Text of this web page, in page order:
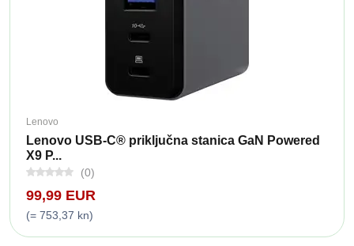
Lenovo
Lenovo USB-C® priključna stanica GaN Powered
X9 P...
(0)
99,99 EUR
(= 753,37 kn)